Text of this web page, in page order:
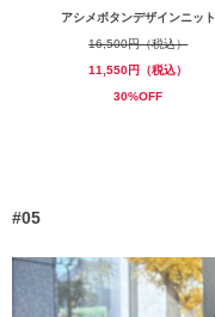
アシメボタンデザインニット
16,500円（税込）
11,550円（税込）
30%OFF
#05